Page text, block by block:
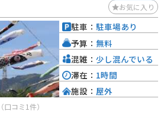
お気に入り
（口コミ1件）
駐車： 駐車場あり
予算： 無料
混雑： 少し混んでいる
滞在： 1時間
施設： 屋外